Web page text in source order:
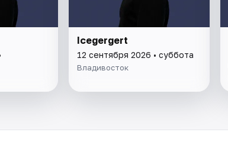
Icegergert
12 сентября 2026 • суббота
Владивосток